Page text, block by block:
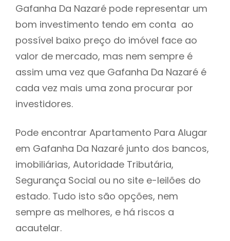
Gafanha Da Nazaré pode representar um
bom investimento tendo em conta ao
possível baixo preço do imóvel face ao
valor de mercado, mas nem sempre é
assim uma vez que Gafanha Da Nazaré é
cada vez mais uma zona procurar por
investidores.
Pode encontrar Apartamento Para Alugar
em Gafanha Da Nazaré junto dos bancos,
imobiliárias, Autoridade Tributária,
Segurança Social ou no site e-leilões do
estado. Tudo isto são opções, nem
sempre as melhores, e há riscos a
acautelar.